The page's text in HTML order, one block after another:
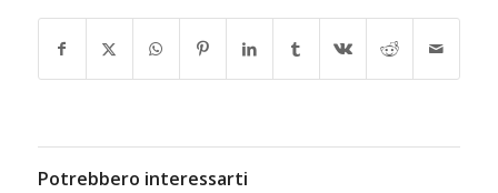
Potrebbero interessarti